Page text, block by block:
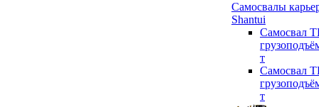
Самосвалы
Shantui
Самосвал
т
Самосвал
т